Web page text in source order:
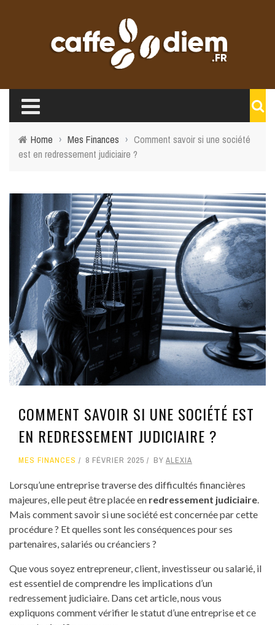
Home › Mes Finances › Comment savoir si une société
est en redressement judiciaire ?
COMMENT SAVOIR SI UNE SOCIÉTÉ EST
EN REDRESSEMENT JUDICIAIRE ?
MES FINANCES 8 FÉVRIER 2025 BY ALEXIA
Lorsqu’une entreprise traverse des difficultés financières
majeures, elle peut être placée en redressement judiciaire.
Mais comment savoir si une société est concernée par cette
procédure ? Et quelles sont les conséquences pour ses
partenaires, salariés ou créanciers ?
Que vous soyez entrepreneur, client, investisseur ou salarié, il
est essentiel de comprendre les implications d’un
redressement judiciaire. Dans cet article, nous vous
expliquons comment vérifier le statut d’une entreprise et ce